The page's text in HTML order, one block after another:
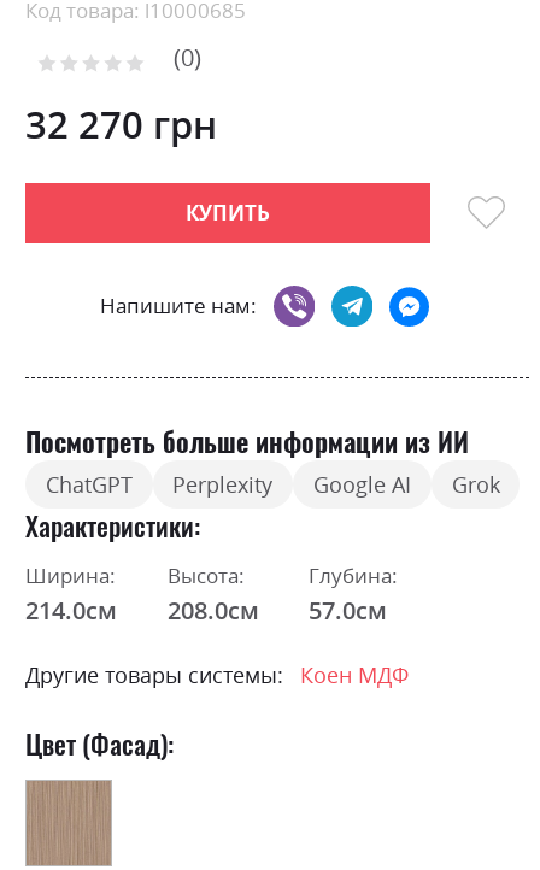
the
of
the
gallery
Код товара: l10000685
Рейтинг: 0
32 270 грн
КУПИТЬ
Напишите нам:
Посмотреть больше информации из ИИ
ChatGPT Perplexity Google AI Grok
Характеристики
Ширина:
214.0см
Высота:
208.0см
Глубина:
57.0см
Другие товары системы: Коен МДФ
Цвет (Фасад):